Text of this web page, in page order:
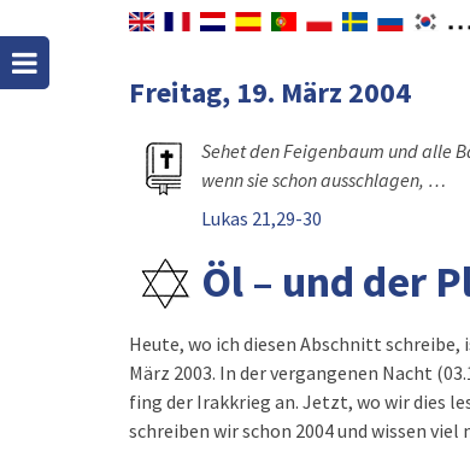
Freitag, 19. März 2004
Sehet den Feigenbaum und alle
wenn sie schon ausschlagen, …
Lukas 21,29-30
Öl – und der
Heute, wo ich diesen Abschnitt schreibe,
März 2003. In der vergangenen Nacht
fing der Irakkrieg an. Jetzt, wo wir dies
schreiben wir schon 2004 und wissen viel